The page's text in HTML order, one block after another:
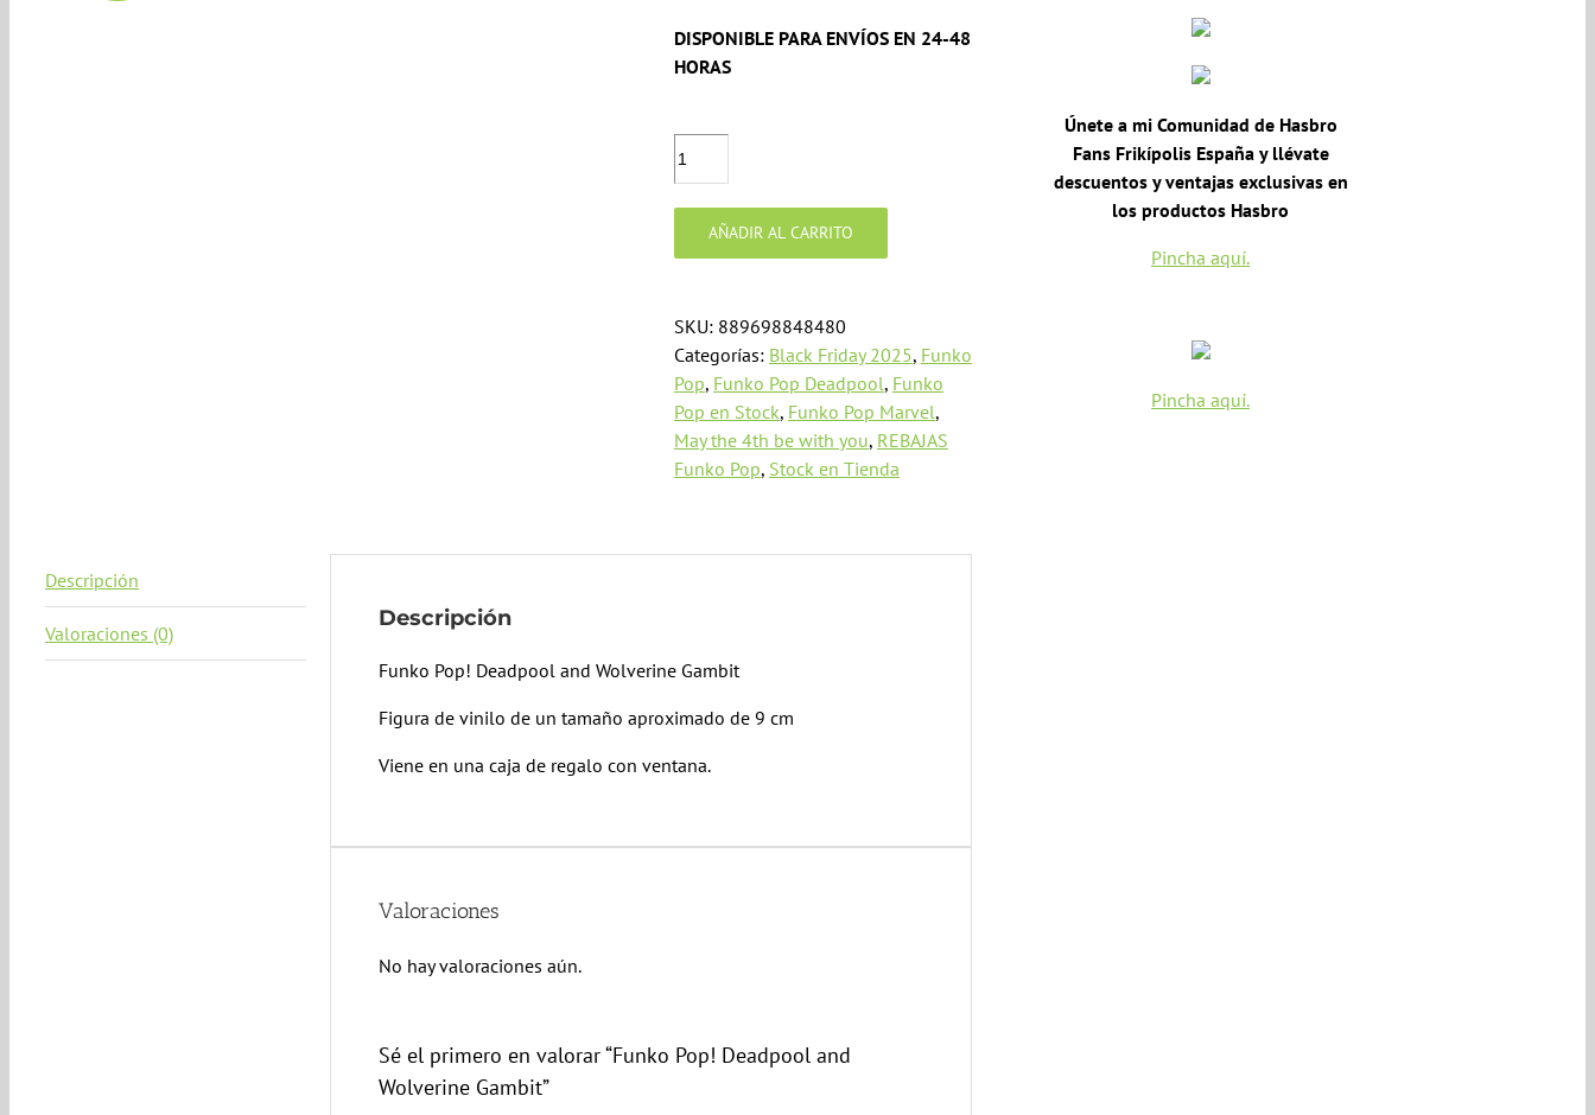
era:
es:
DISPONIBLE PARA ENVÍOS EN 24-48
HORAS
Funko
Deadpool
Wolverine
cantidad
AÑADIR AL CARRITO
SKU: 889698848480
Categorías: Black Friday 2025, Funko
Pop, Funko Pop Deadpool, Funko
Pop en Stock, Funko Pop Marvel,
May the 4th be with you, REBAJAS
Funko Pop, Stock en Tienda
Descripción
Valoraciones (0)
Descripción
Funko Pop! Deadpool and Wolverine Gambit
Figura de vinilo de un tamaño aproximado de 9 cm
Viene en una caja de regalo con ventana.
Valoraciones
No hay valoraciones aún.
Sé el primero en valorar “Funko Pop! Deadpool and
Wolverine Gambit”
Únete a mi Comunidad de Hasbro
Fans Frikípolis España y llévate
descuentos y ventajas exclusivas en
los productos Hasbro
Pincha aquí.
Pincha aquí.